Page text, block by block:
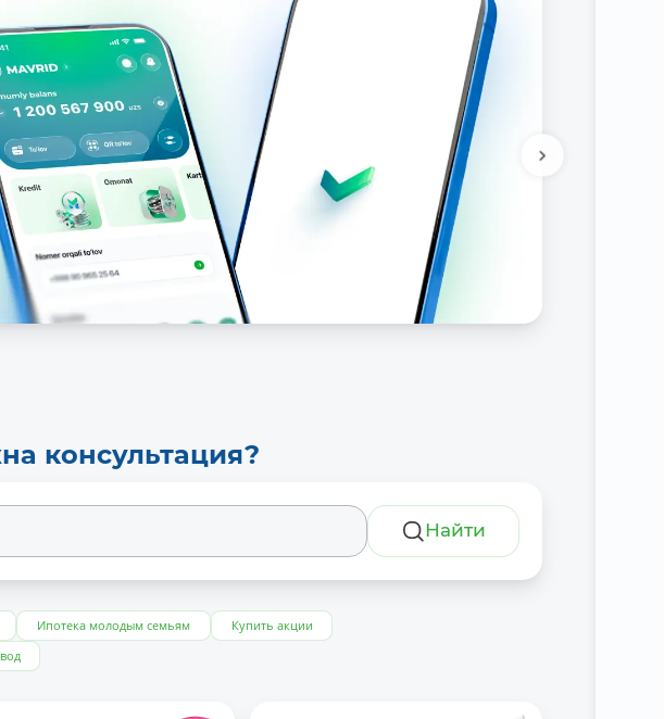
консультация?
Найти
Ипотека молодым семьям
Купить акции